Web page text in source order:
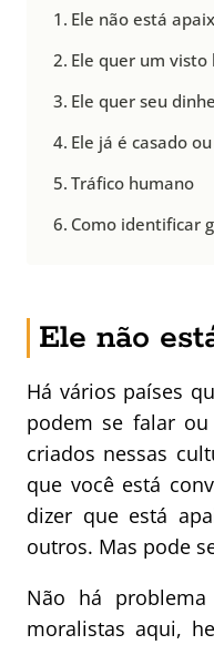
Ele não está
Ele quer um
Ele quer seu
Ele já é casado
Tráfico humano
Como identificar
Ele não
Há vários países
podem se falar
criados nessas
que você está
dizer que está
outros. Mas pode
Não há
moralistas aqui,